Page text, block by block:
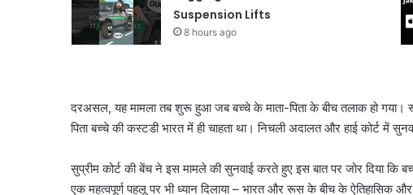
Suspension Lifts
8 hours ago
दरअसल, यह मामला तब शुरू हुआ जब बच्चे के माता-पिता के बीच तलाक हो गया।
पिता बच्चे की कस्टडी भारत में ही चाहता था। निचली अदालत और हाई कोर्ट में
सुप्रीम कोर्ट की बेंच ने इस मामले की सुनवाई करते हुए इस बात पर जोर दिया
एक महत्वपूर्ण पहलू पर भी ध्यान दिलाया – भारत और रूस के बीच के ऐतिहासिक